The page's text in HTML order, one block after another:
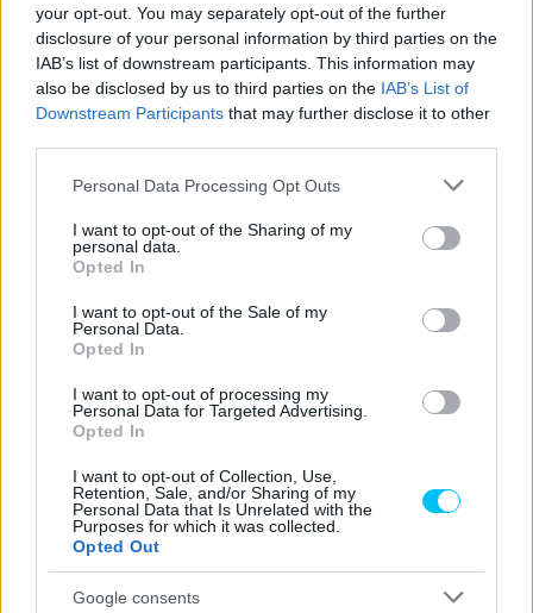
your opt-out. You may separately opt-out of the further
disclosure of your personal information by third parties on the
IAB’s list of downstream participants. This information may
also be disclosed by us to third parties on the IAB’s List of
Downstream Participants that may further disclose it to other
Please note that this website/app uses one or more Google
not limited to your visit or usage behaviour. You may click to
grant or deny consent to Google and its third-party tags to
use your data for below specified purposes in below Google
consent section.
Personal Data Processing Opt Outs
I want to opt-out of the Sharing of my
personal data.
Opted In
I want to opt-out of the Sale of my
Personal Data.
Opted In
I want to opt-out of processing my
Personal Data for Targeted Advertising.
Opted In
I want to opt-out of Collection, Use,
Retention, Sale, and/or Sharing of my
Personal Data that Is Unrelated with the
Purposes for which it was collected.
Opted Out
Google consents
— MOTOGP™🏁 (@MOTOGP)
SEPTEMBER 13, 2025
„Mindig is egy nagy rajongója voltam Aldónak [Baglio],
Giovanninak [Storti] és Giacomónak [Poretti, olasz komikus
trió – a szerk.] –magyarázta
Bezzecchi a sprintet
szerk.] nőttem fel, mert a szüleim mindig ezt és az összes
többi jelenetét játszották nekem. Elkezdtem viccelődni
nagy meglepetésemre mindenki értette. Úgyhogy arra
gondoltam, hogy Misanóban kellene valami viccesebb.
Aztán végül azt mondtam, hogy »Garpez készített egy
falábat. Akár egy fasisak is összejöhet«. Ez volt az
alapkoncepció, és jól sült el.”
Természetesen a győzelem ízét mindig ki kell élvezni,